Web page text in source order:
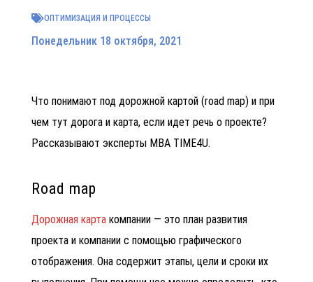
ОПТИМИЗАЦИЯ И ПРОЦЕССЫ
Понедельник 18 октября, 2021
Что понимают под дорожной картой (road map) и при
чем тут дорога и карта, если идет речь о проекте?
Рассказывают эксперты MBA TIME4U.
Road map
Дорожная карта компании — это план развития
проекта и компании с помощью графического
отображения. Она содержит этапы, цели и сроки их